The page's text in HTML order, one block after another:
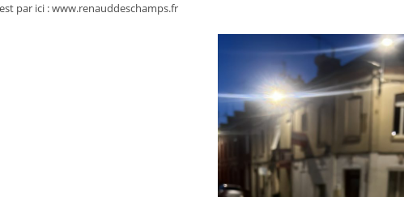
par ici : www.renauddeschamps.fr